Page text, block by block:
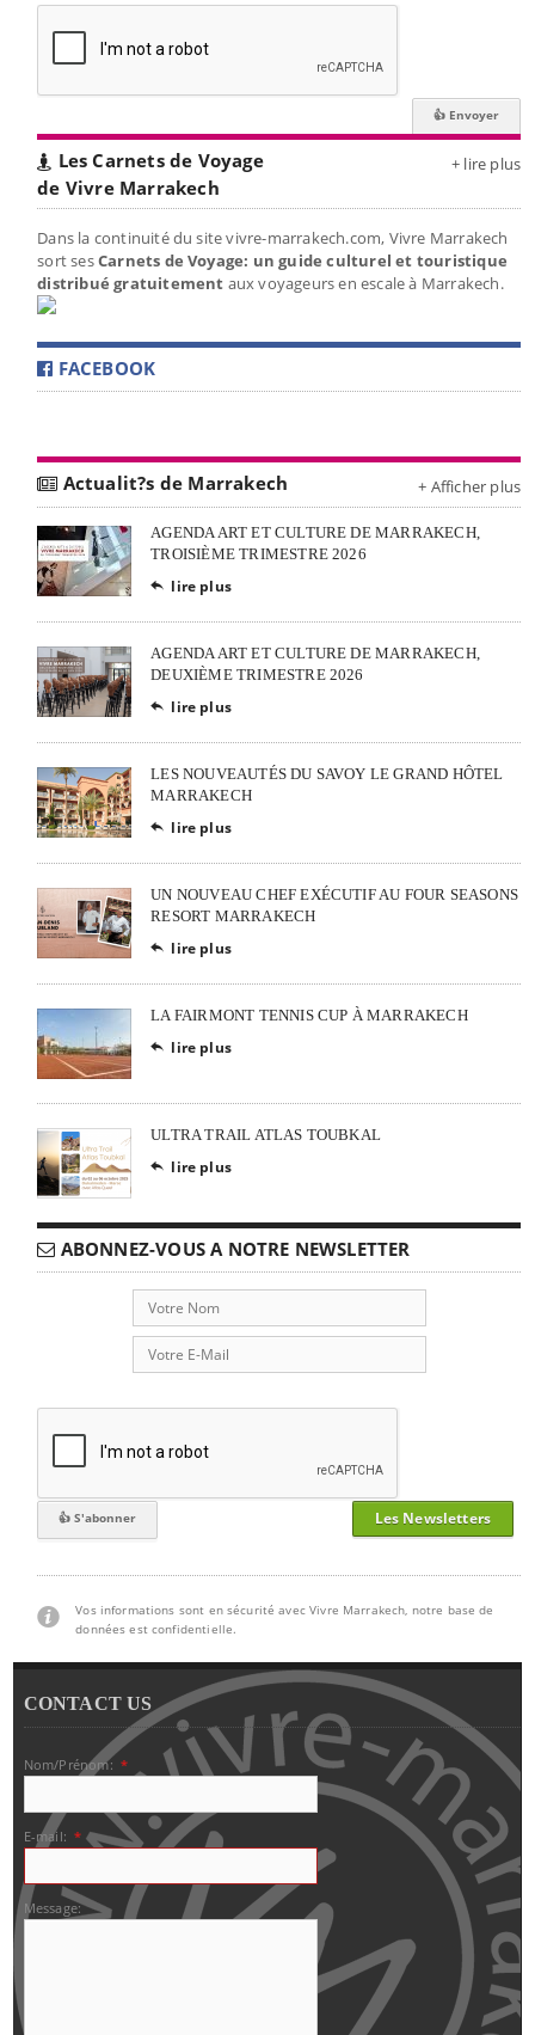
Les Carnets de Voyage
de Vivre Marrakech
+ lire plus
Dans la continuité du site vivre-marrakech.com, Vivre Marrakech
sort sesCarnets de Voyage: un guide culturel et touristique
distribué gratuitement aux voyageurs en escale à Marrakech.
FACEBOOK
Actualit?s de Marrakech + Afficher plus
AGENDA ART ET CULTURE DE MARRAKECH,
TROISIÈME TRIMESTRE 2026
 lire plus
AGENDA ART ET CULTURE DE MARRAKECH,
DEUXIÈME TRIMESTRE 2026
 lire plus
LES NOUVEAUTÉS DU SAVOY LE GRAND HÔTEL
MARRAKECH
 lire plus
UN NOUVEAU CHEF EXÉCUTIF AU FOUR SEASONS
RESORT MARRAKECH
 lire plus
LA FAIRMONT TENNIS CUP À MARRAKECH
 lire plus
ULTRA TRAIL ATLAS TOUBKAL
 lire plus
ABONNEZ-VOUS A NOTRE NEWSLETTER
Les Newsletters
Vos informations sont en sécurité avec Vivre Marrakech, notre base de
données est confidentielle.
CONTACT US
Nom/Prénom: *
E-mail: *
Message: